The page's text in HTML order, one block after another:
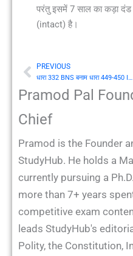
परंतु इसमें 7 साल का कड़ा
(intact) है।
PrevPREVIOUS
धारा 332 BNS बनाम धारा 449-450 IPC: मृत्यु (Death) या आजीवन कारावास से दंडनीय अपराध करने के लिए गृह-अतिचार
Pramod Pal
Chief
Pramod is the Founder
StudyHub. He holds a
currently pursuing a
more than 7+ years
competitive exam
leads StudyHub's
Polity, the Constitution,